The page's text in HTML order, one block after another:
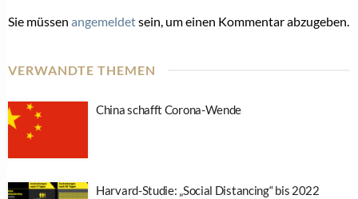
Sie müssen angemeldetsein, um einen Kommentar abzugeben.
VERWANDTE THEMEN
China schafft Corona-Wende
Harvard-Studie: „Social Distancing“ bis 2022